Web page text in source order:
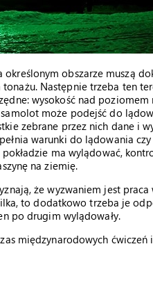
obszarze muszą
Następnie trzeba ten
wysokość nad poziomem
może podejść do
zebrane przez nich dane i
warunki do lądowania
ma wylądować,
na ziemię.
że wyzwaniem jest
to dodatkowo trzeba je
po drugim wylądowały.
międzynarodowych ćwiczeń